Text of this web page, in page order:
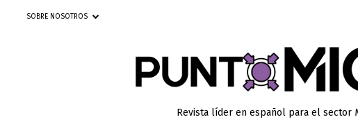
SOBRE NOSOTROS
Revista líder en español para el sector